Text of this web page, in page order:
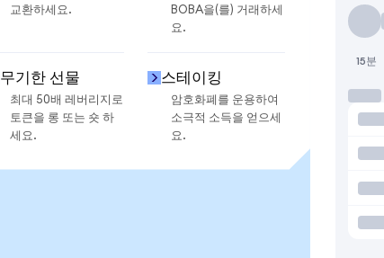
교환하세요.
BOBA을(를) 거래하세
요.
무기한 선물
최대 50배 레버리지로
토큰을 롱 또는 숏 하
세요.
스테이킹
암호화폐를 운용하여
소극적 소득을 얻으세
요.
15분